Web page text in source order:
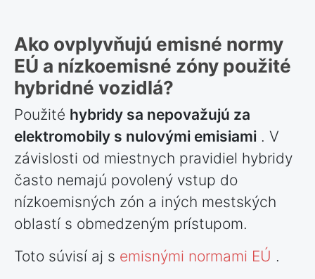
Ako ovplyvňujú emisné normy
EÚ a nízkoemisné zóny použité
hybridné vozidlá?
Použité hybridy sa nepovažujú za
elektromobily s nulovými emisiami . V
závislosti od miestnych pravidiel hybridy
často nemajú povolený vstup do
nízkoemisných zón a iných mestských
oblastí s obmedzeným prístupom.
Toto súvisí aj s emisnými normami EÚ .